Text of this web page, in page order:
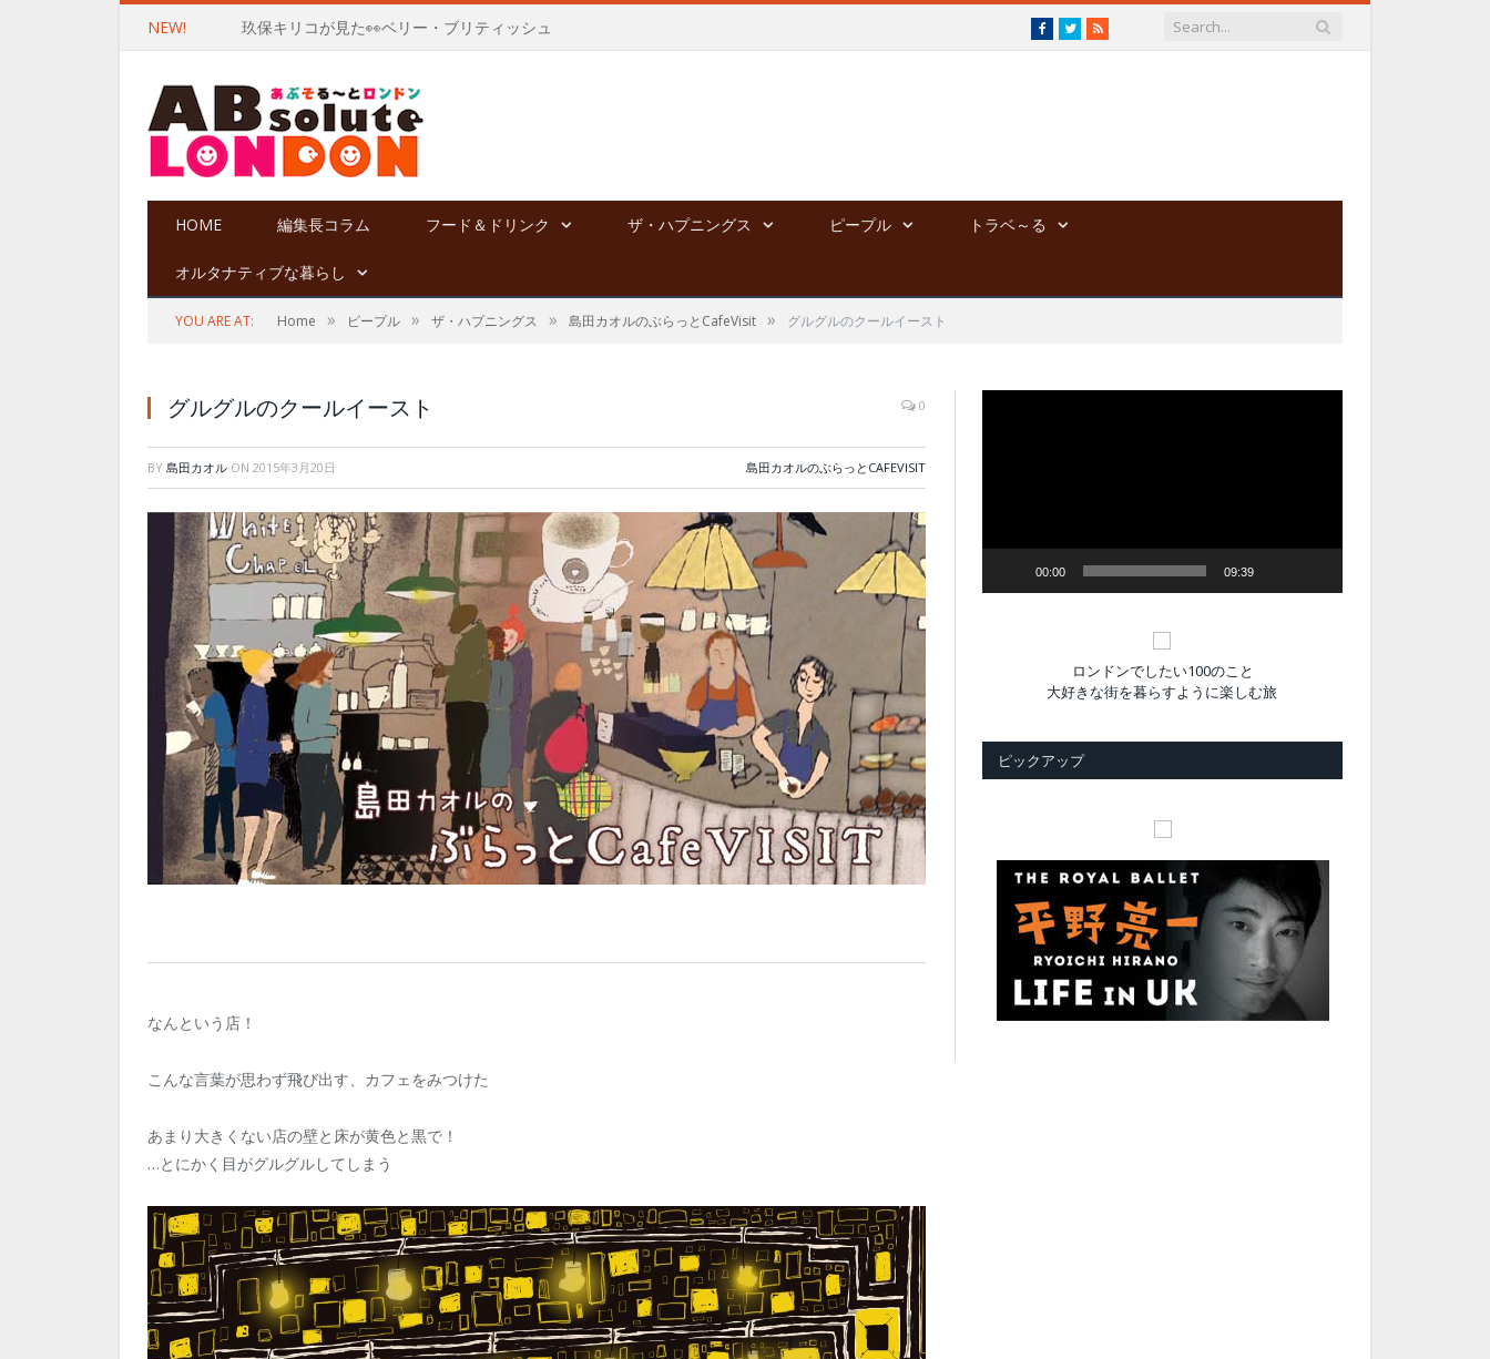
NEW! 玖保キリコが見た👀ベリー・ブリティッシュ Facebook
TwitterRSS
HOME 編集長コラム フード＆ドリンク ザ・ハプニングス ピープル トラベ～る
オルタナティブな暮らし
YOU ARE AT: Home » ピープル » ザ・ハプニングス » 島田カオルのぶらっとCafeVisit » グルグルのクールイースト
グルグルのクールイースト 0
BY 島田カオル ON 2015年3月20日 島田カオルのぶらっとCAFEVISIT
なんという店！
こんな言葉が思わず飛び出す、カフェをみつけた
あまり大きくない店の壁と床が黄色と黒で！
…とにかく目がグルグルしてしまう
00:00 09:39
ロンドンでしたい100のこと
大好きな街を暮らすように楽しむ旅
ピックアップ